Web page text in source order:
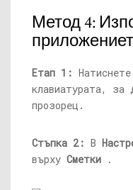
Метод 4:
Етап 1: Натиснете
клавиатурата, за
прозорец.
Стъпка 2: В
върху Сметки .